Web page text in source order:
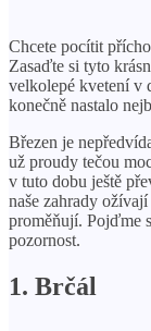
Chcete pocítit
Zasaďte si tyto
velkolepé kvetení v
konečně nastalo
Březen je
už proudy tečou
v tuto dobu ještě
naše zahrady
proměňují. Pojďme
pozornost.
1. Brčál